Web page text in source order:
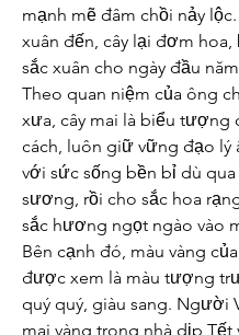
mạnh mẽ đâm chồi nảy
xuân đến, cây lại đơm
sắc xuân cho ngày đầu
Theo quan niệm của ông
xưa, cây mai là biểu tượng
cách, luôn giữ vững đạo lý
với sức sống bền bỉ dù
sương, rồi cho sắc hoa
sắc hương ngọt ngào vào
Bên cạnh đó, màu vàng
được xem là màu tượng
quý quý, giàu sang. Người
mai vàng trong nhà dịp